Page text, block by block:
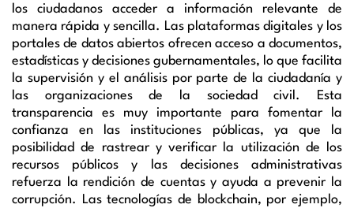
los ciudadanos acceder a información relevante de
manera rápida y sencilla. Las plataformas digitales y los
portales de datos abiertos ofrecen acceso a documentos,
estadísticas y decisiones gubernamentales, lo que facilita
la supervisión y el análisis por parte de la ciudadanía y
las organizaciones de la sociedad civil. Esta
transparencia es muy importante para fomentar la
confianza en las instituciones públicas, ya que la
posibilidad de rastrear y verificar la utilización de los
recursos públicos y las decisiones administrativas
refuerza la rendición de cuentas y ayuda a prevenir la
corrupción. Las tecnologías de blockchain, por ejemplo,